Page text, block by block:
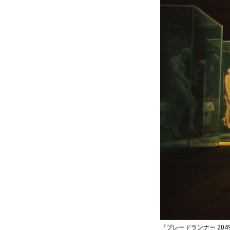
『ブレードランナー